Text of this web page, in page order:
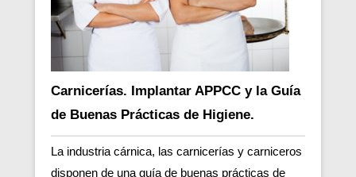
Carnicerías. Implantar APPCC y la Guía
de Buenas Prácticas de Higiene.
La industria cárnica, las carnicerías y carniceros
disponen de una guía de buenas prácticas de